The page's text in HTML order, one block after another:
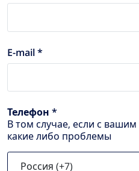
E-mail *
Телефон *
В том случае, если с
какие либо проблемы